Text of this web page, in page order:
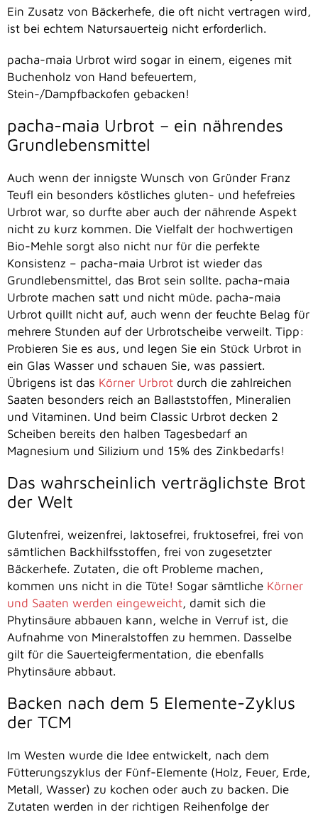
Ein Zusatz von Bäckerhefe, die oft nicht vertragen wird,
ist bei echtem Natursauerteig nicht erforderlich.
pacha-maia Urbrot wird sogar in einem, eigenes mit
Buchenholz von Hand befeuertem,
Stein-/Dampfbackofen gebacken!
pacha-maia Urbrot – ein nährendes
Grundlebensmittel
Auch wenn der innigste Wunsch von Gründer Franz
Teufl ein besonders köstliches gluten- und hefefreies
Urbrot war, so durfte aber auch der nährende Aspekt
nicht zu kurz kommen. Die Vielfalt der hochwertigen
Bio-Mehle sorgt also nicht nur für die perfekte
Konsistenz – pacha-maia Urbrot ist wieder das
Grundlebensmittel, das Brot sein sollte. pacha-maia
Urbrote machen satt und nicht müde. pacha-maia
Urbrot quillt nicht auf, auch wenn der feuchte Belag für
mehrere Stunden auf der Urbrotscheibe verweilt. Tipp:
Probieren Sie es aus, und legen Sie ein Stück Urbrot in
ein Glas Wasser und schauen Sie, was passiert.
Übrigens ist das Körner Urbrot durch die zahlreichen
Saaten besonders reich an Ballaststoffen, Mineralien
und Vitaminen. Und beim Classic Urbrot decken 2
Scheiben bereits den halben Tagesbedarf an
Magnesium und Silizium und 15% des Zinkbedarfs!
Das wahrscheinlich verträglichste Brot
der Welt
Glutenfrei, weizenfrei, laktosefrei, fruktosefrei, frei von
sämtlichen Backhilfsstoffen, frei von zugesetzter
Bäckerhefe. Zutaten, die oft Probleme machen,
kommen uns nicht in die Tüte! Sogar sämtliche Körner
und Saaten werden eingeweicht, damit sich die
Phytinsäure abbauen kann, welche in Verruf ist, die
Aufnahme von Mineralstoffen zu hemmen. Dasselbe
gilt für die Sauerteigfermentation, die ebenfalls
Phytinsäure abbaut.
Backen nach dem 5 Elemente-Zyklus
der TCM
Im Westen wurde die Idee entwickelt, nach dem
Fütterungszyklus der Fünf-Elemente (Holz, Feuer, Erde,
Metall, Wasser) zu kochen oder auch zu backen. Die
Zutaten werden in der richtigen Reihenfolge der